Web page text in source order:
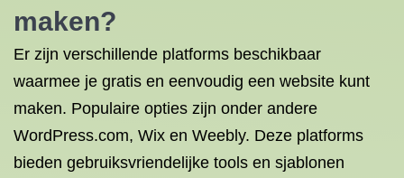
maken?
Er zijn verschillende platforms beschikbaar
waarmee je gratis en eenvoudig een website kunt
maken. Populaire opties zijn onder andere
WordPress.com, Wix en Weebly. Deze platforms
bieden gebruiksvriendelijke tools en sjablonen